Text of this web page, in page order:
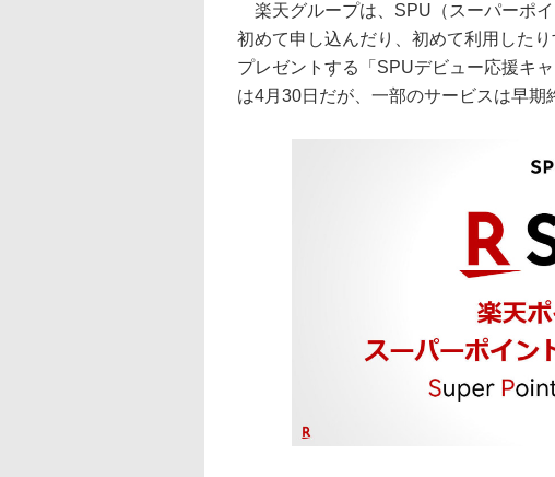
楽天グループは、SPU（スーパーポ
初めて申し込んだり、初めて利用した
プレゼントする「SPUデビュー応援キ
は4月30日だが、一部のサービスは早期